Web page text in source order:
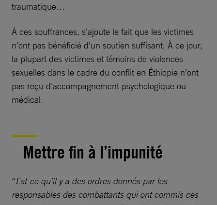
traumatique…
À ces souffrances, s’ajoute le fait que les victimes
n’ont pas bénéficié d’un soutien suffisant. À ce jour,
la plupart des victimes et témoins de violences
sexuelles dans le cadre du conflit en Éthiopie n’ont
pas reçu d’accompagnement psychologique ou
médical.
Mettre fin à l’impunité
“Est-ce qu’il y a des ordres donnés par les
responsables des combattants qui ont commis ces